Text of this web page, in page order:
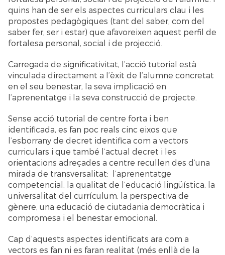
quins han de ser els aspectes curriculars clau i les
propostes pedagògiques (tant del saber, com del
saber fer, ser i estar) que afavoreixen aquest perfil de
fortalesa personal, social i de projecció.
Carregada de significativitat, l’acció tutorial està
vinculada directament a l’èxit de l’alumne concretat
en el seu benestar, la seva implicació en
l’aprenentatge i la seva construcció de projecte.
Sense acció tutorial de centre forta i ben
identificada, es fan poc reals cinc eixos que
l’esborrany de decret identifica com a vectors
curriculars i que també l’actual decret i les
orientacions adreçades a centre recullen des d’una
mirada de transversalitat: l’aprenentatge
competencial, la qualitat de l’educació lingüística, la
universalitat del currículum, la perspectiva de
gènere, una educació de ciutadania democràtica i
compromesa i el benestar emocional.
Cap d’aquests aspectes identificats ara com a
vectors es fan ni es faran realitat (més enllà de la